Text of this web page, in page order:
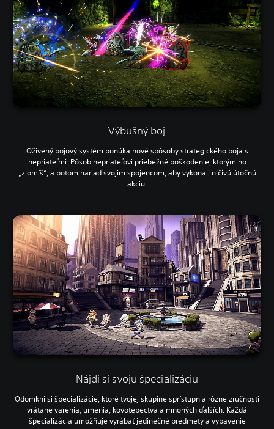
Výbušný boj
Oživený bojový systém ponúka nové spôsoby strategického boja s
nepriateľmi. Pôsob nepriateľovi priebežné poškodenie, ktorým ho
„zlomíš“, a potom nariaď svojim spojencom, aby vykonali ničivú útočnú
akciu.
Nájdi si svoju špecializáciu
Odomkni si špecializácie, ktoré tvojej skupine sprístupnia rôzne zručnosti
vrátane varenia, umenia, kovotepectva a mnohých ďalších. Každá
špecializácia umožňuje vyrábať jedinečné predmety a vybavenie